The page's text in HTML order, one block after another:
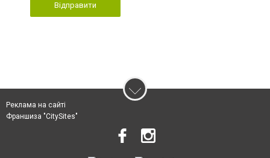
Відправити
Реклама на сайті
Франшиза "CitySites"